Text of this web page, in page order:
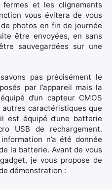
et les clignements
vous évitera de vous
photos en fin de journée
être envoyées, en sans
sauvegardées sur une
pas précisément le
par l’appareil mais la
d’un capteur CMOS
caractéristiques que
est équipé d’une batterie
USB de rechargement.
n’a été donnée
la batterie. Avant de vous
je vous propose de
démonstration :